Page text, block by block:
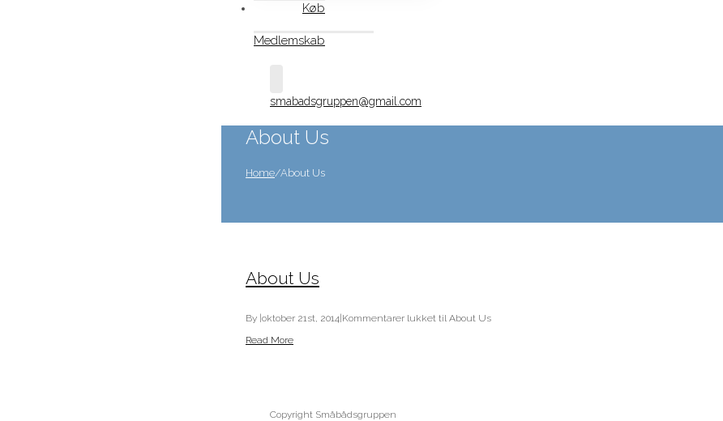
Køb
Medlemskab
smabadsgruppen@gmail.com
About Us
Home/About Us
About Us
By oktober 21st, 2014 Kommentarer lukket til About Us
Read More
Copyright Småbådsgruppen